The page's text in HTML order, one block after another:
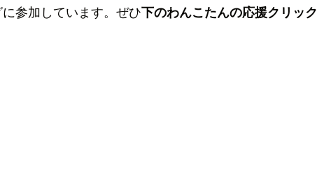
参加しています。ぜひ下のわんこたんの応援クリック